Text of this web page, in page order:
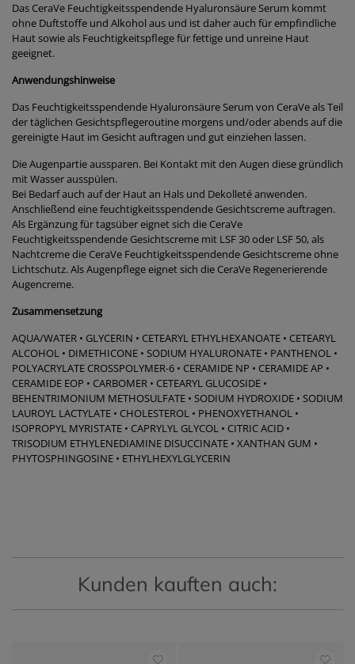
Das CeraVe Feuchtigkeitsspendende Hyaluronsäure Serum kommt
ohne Duftstoffe und Alkohol aus und ist daher auch für empfindliche
Haut sowie als Feuchtigkeitspflege für fettige und unreine Haut
geeignet.
Anwendungshinweise
Das Feuchtigkeitsspendende Hyaluronsäure Serum von CeraVe als Teil
der täglichen Gesichtspflegeroutine morgens und/oder abends auf die
gereinigte Haut im Gesicht auftragen und gut einziehen lassen.
Die Augenpartie aussparen. Bei Kontakt mit den Augen diese gründlich
mit Wasser ausspülen.
Bei Bedarf auch auf der Haut an Hals und Dekolleté anwenden.
Anschließend eine feuchtigkeitsspendende Gesichtscreme auftragen.
Als Ergänzung für tagsüber eignet sich die CeraVe
Feuchtigkeitsspendende Gesichtscreme mit LSF 30 oder LSF 50, als
Nachtcreme die CeraVe Feuchtigkeitsspendende Gesichtscreme ohne
Lichtschutz. Als Augenpflege eignet sich die CeraVe Regenerierende
Augencreme.
Zusammensetzung
AQUA/WATER • GLYCERIN • CETEARYL ETHYLHEXANOATE • CETEARYL
ALCOHOL • DIMETHICONE • SODIUM HYALURONATE • PANTHENOL •
POLYACRYLATE CROSSPOLYMER-6 • CERAMIDE NP • CERAMIDE AP •
CERAMIDE EOP • CARBOMER • CETEARYL GLUCOSIDE •
BEHENTRIMONIUM METHOSULFATE • SODIUM HYDROXIDE • SODIUM
LAUROYL LACTYLATE • CHOLESTEROL • PHENOXYETHANOL •
ISOPROPYL MYRISTATE • CAPRYLYL GLYCOL • CITRIC ACID •
TRISODIUM ETHYLENEDIAMINE DISUCCINATE • XANTHAN GUM •
PHYTOSPHINGOSINE • ETHYLHEXYLGLYCERIN
Kunden kauften auch: